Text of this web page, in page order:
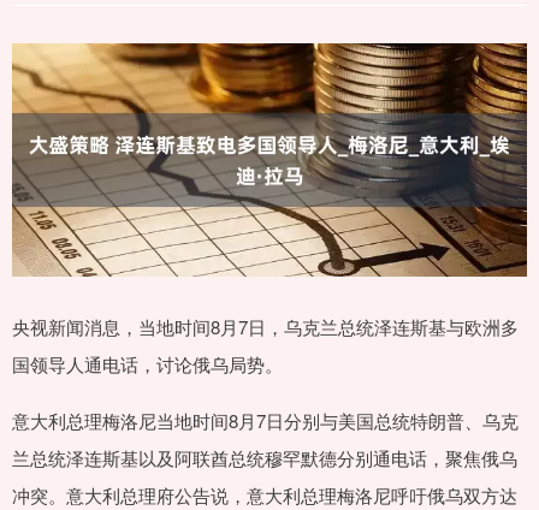
央视新闻消息，当地时间8月7日，乌克兰总统泽连斯基与欧洲多
国领导人通电话，讨论俄乌局势。
意大利总理梅洛尼当地时间8月7日分别与美国总统特朗普、乌克
兰总统泽连斯基以及阿联酋总统穆罕默德分别通电话，聚焦俄乌
冲突。意大利总理府公告说，意大利总理梅洛尼呼吁俄乌双方达